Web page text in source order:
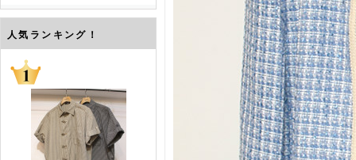
FINEBOYS2026年7月号
人気ランキング！